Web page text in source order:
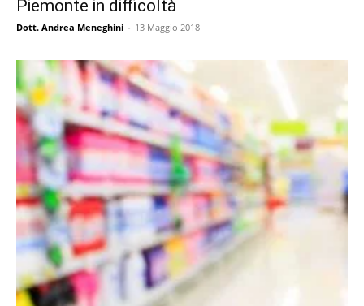
Piemonte in difficoltà
Dott. Andrea Meneghini - 13 Maggio 2018